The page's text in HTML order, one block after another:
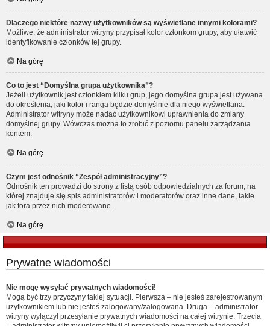
Dlaczego niektóre nazwy użytkowników są wyświetlane innymi kolorami?
Możliwe, że administrator witryny przypisał kolor członkom grupy, aby ułatwić
identyfikowanie członków tej grupy.
Na górę
Co to jest “Domyślna grupa użytkownika”?
Jeżeli użytkownik jest członkiem kilku grup, jego domyślna grupa jest używana
do określenia, jaki kolor i ranga będzie domyślnie dla niego wyświetlana.
Administrator witryny może nadać użytkownikowi uprawnienia do zmiany
domyślnej grupy. Wówczas można to zrobić z poziomu panelu zarządzania
kontem.
Na górę
Czym jest odnośnik “Zespół administracyjny”?
Odnośnik ten prowadzi do strony z listą osób odpowiedzialnych za forum, na
której znajduje się spis administratorów i moderatorów oraz inne dane, takie
jak fora przez nich moderowane.
Na górę
Prywatne wiadomości
Nie mogę wysyłać prywatnych wiadomości!
Mogą być trzy przyczyny takiej sytuacji. Pierwsza – nie jesteś zarejestrowanym
użytkownikiem lub nie jesteś zalogowany/zalogowana. Druga – administrator
witryny wyłączył przesyłanie prywatnych wiadomości na całej witrynie. Trzecia